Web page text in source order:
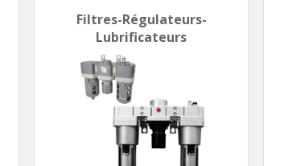
Filtres-Régulateurs-
Lubrificateurs